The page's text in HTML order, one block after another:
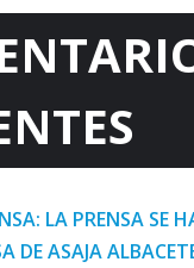
LA PRENSA SE
DE ASAJA